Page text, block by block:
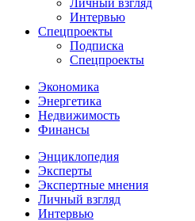
Личный взгляд
Интервью
Спецпроекты
Подписка
Спецпроекты
Экономика
Энергетика
Недвижимость
Финансы
Энциклопедия
Эксперты
Экспертные мнения
Личный взгляд
Интервью